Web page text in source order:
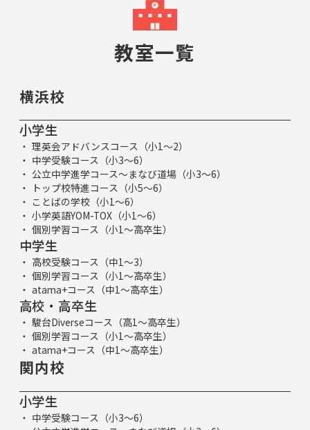
教室一覧
横浜校
小学生
理英会アドバンスコース（小1～2）
中学受験コース（小3～6）
公立中学進学コース～まなび道場（小3～6）
トップ校特進コース（小5～6）
ことばの学校（小1～6）
小学英語YOM-TOX（小1～6）
個別学習コース（小1～高卒生）
中学生
高校受験コース（中1～3）
個別学習コース（小1～高卒生）
atama+コース（中1～高卒生）
高校・高卒生
駿台Diverseコース（高1～高卒生）
個別学習コース（小1～高卒生）
atama+コース（中1～高卒生）
関内校
小学生
中学受験コース（小3～6）